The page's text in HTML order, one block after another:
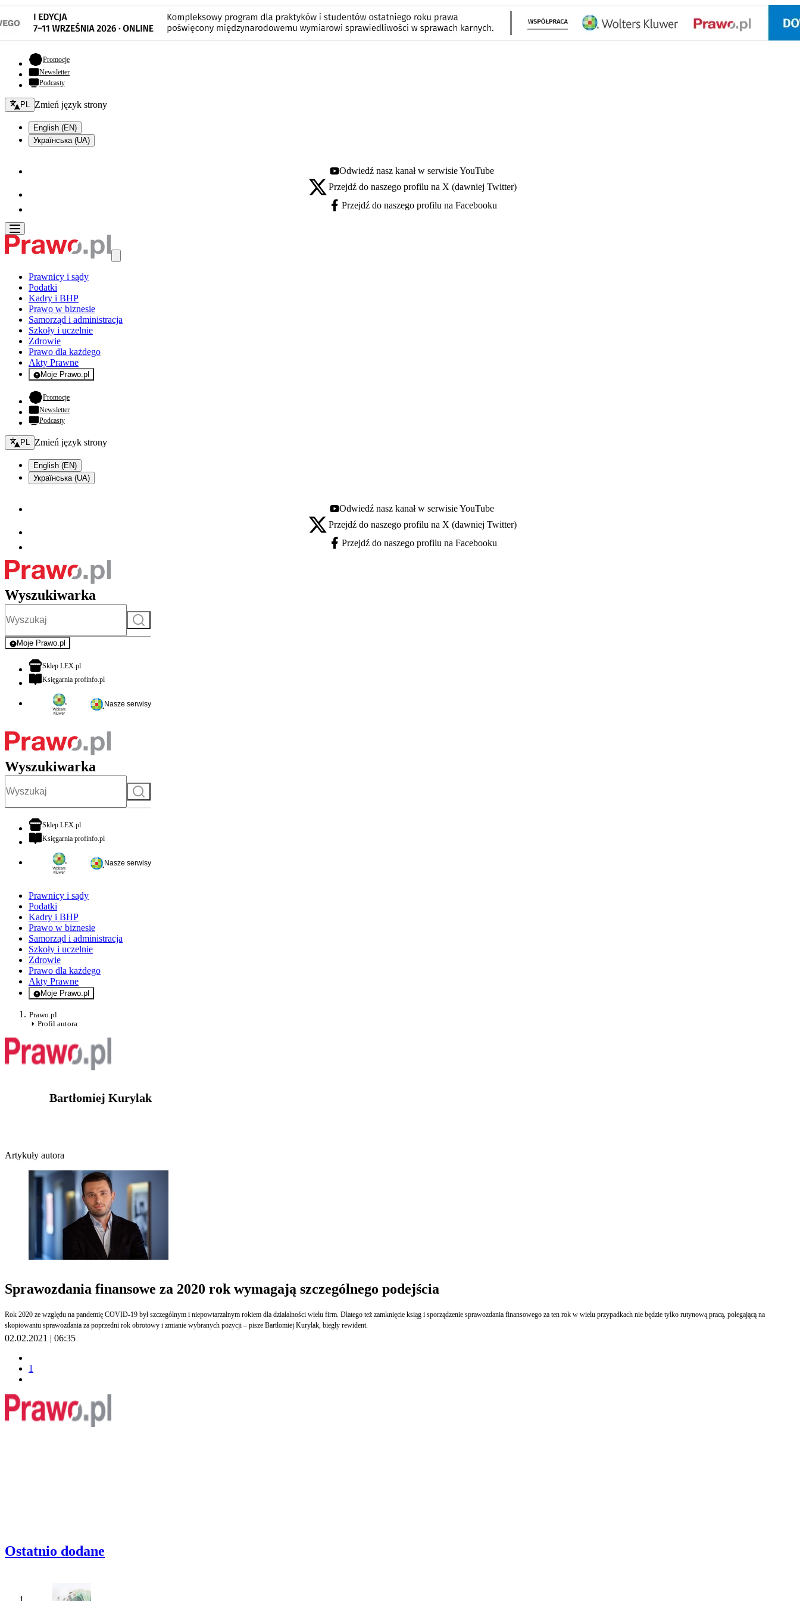
Promocje- otwiera się w nowej karcie
Newsletter
Podcasty
Zmień język - bieżący:
PL Zmień język strony
English (EN)
Українська (UA)
Youtube - otwiera się w nowej karcie
Odwiedź nasz kanał w serwisie YouTube
X - otwiera się w nowej karcie
Przejdź do naszego profilu na X (dawniej Twitter)
Facebook - otwiera się w nowej karcie
Przejdź do naszego profilu na Facebooku
Prawnicy i sądy
Podatki
Kadry i BHP
Prawo w biznesie
Samorząd i administracja
Szkoły i uczelnie
Zdrowie
Prawo dla każdego
Akty Prawne
Moje Prawo.pl
- rejestracja i logowanie do serwisu
Promocje- otwiera się w nowej karcie
Newsletter
Podcasty
Zmień język - bieżący:
PL Zmień język strony
English (EN)
Українська (UA)
Youtube - otwiera się w nowej karcie
Odwiedź nasz kanał w serwisie YouTube
X - otwiera się w nowej karcie
Przejdź do naszego profilu na X (dawniej Twitter)
Facebook - otwiera się w nowej karcie
Przejdź do naszego profilu na Facebooku
Wyszukiwarka
Szukaj
Moje Prawo.pl
- rejestracja i logowanie do serwisu
Sklep LEX.plotwiera się w nowej karcie
Księgarnia profinfo.plotwiera się w nowej karcie
Nasze serwisy
Wyszukiwarka
Szukaj
Sklep LEX.plotwiera się w nowej karcie
Księgarnia profinfo.plotwiera się w nowej karcie
Nasze serwisy
Prawnicy i sądy
Podatki
Kadry i BHP
Prawo w biznesie
Samorząd i administracja
Szkoły i uczelnie
Zdrowie
Prawo dla każdego
Akty Prawne
Moje Prawo.pl
- rejestracja i logowanie do serwisu
Prawo.pl
Profil autora
Bartłomiej Kurylak
Artykuły autora
Sprawozdania finansowe za 2020 rok wymagają szczególnego podejścia
Rok 2020 ze względu na pandemię COVID-19 był szczególnym i niepowtarzalnym rokiem dla działalności wielu firm. Dlatego też zamknięcie ksiąg i sporządzenie sprawozdania finansowego za ten rok w wielu przypadkach nie będzie tylko rutynową pracą, polegającą na
skopiowaniu sprawozdania za poprzedni rok obrotowy i zmianie wybranych pozycji – pisze Bartłomiej Kurylak, biegły rewident.
02.02.2021 | 06:35
1
Ostatnio dodane